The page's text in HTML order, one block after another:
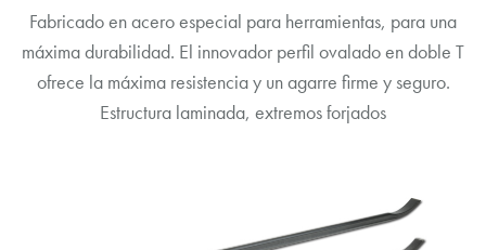
Fabricado en acero especial para herramientas, para una
máxima durabilidad. El innovador perfil ovalado en doble T
ofrece la máxima resistencia y un agarre firme y seguro.
Estructura laminada, extremos forjados